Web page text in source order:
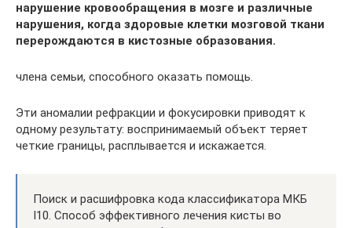
нарушение кровообращения в мозге и различные
нарушения, когда здоровые клетки мозговой ткани
перерождаются в кистозные образования.
члена семьи, способного оказать помощь.
Эти аномалии рефракции и фокусировки приводят к
одному результату: воспринимаемый объект теряет
четкие границы, расплывается и искажается.
Поиск и расшифровка кода классификатора МКБ
I10. Способ эффективного лечения кисты во